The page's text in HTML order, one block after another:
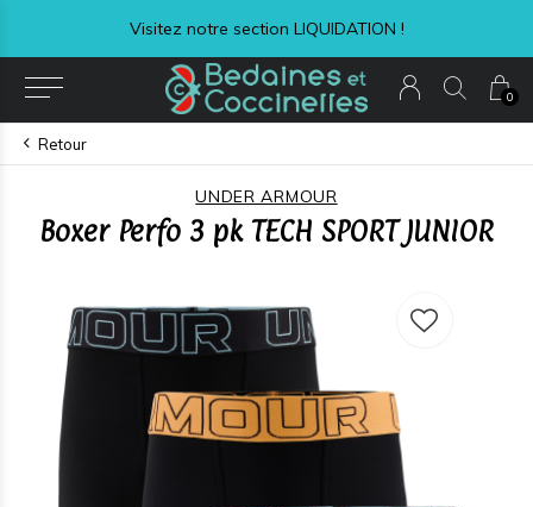
0
Visitez notre section LIQUIDATION !
Retour
UNDER ARMOUR
Boxer Perfo 3 pk TECH SPORT JUNIOR